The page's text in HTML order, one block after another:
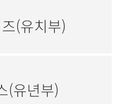
(유치부)
(유년부)